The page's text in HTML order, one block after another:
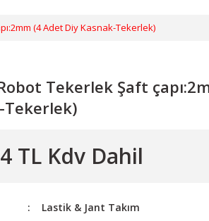
(4 Adet Diy Kasnak-Tekerlek)
Tekerlek Şaft
Tekerlek)
TL Kdv Dahil
Lastik & Jant Takım